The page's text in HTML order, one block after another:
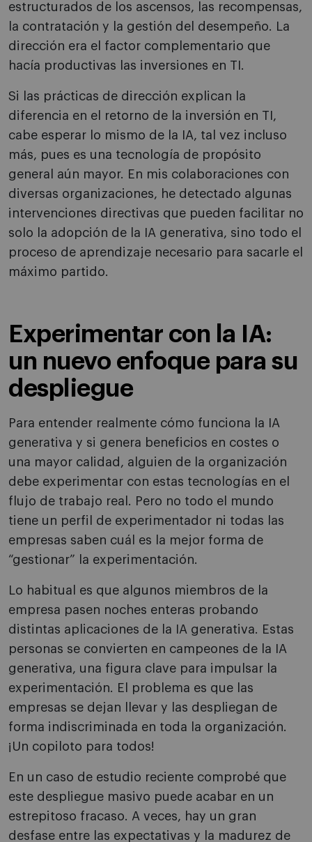
estructurados de los ascensos, las recompensas,
la contratación y la gestión del desempeño. La
dirección era el factor complementario que
hacía productivas las inversiones en TI.
Si las prácticas de dirección explican la
diferencia en el retorno de la inversión en TI,
cabe esperar lo mismo de la IA, tal vez incluso
más, pues es una tecnología de propósito
general aún mayor. En mis colaboraciones con
diversas organizaciones, he detectado algunas
intervenciones directivas que pueden facilitar no
solo la adopción de la IA generativa, sino todo el
proceso de aprendizaje necesario para sacarle el
máximo partido.
Experimentar con la IA:
un nuevo enfoque para su
despliegue
Para entender realmente cómo funciona la IA
generativa y si genera beneficios en costes o
una mayor calidad, alguien de la organización
debe experimentar con estas tecnologías en el
flujo de trabajo real. Pero no todo el mundo
tiene un perfil de experimentador ni todas las
empresas saben cuál es la mejor forma de
“gestionar” la experimentación.
Lo habitual es que algunos miembros de la
empresa pasen noches enteras probando
distintas aplicaciones de la IA generativa. Estas
personas se convierten en campeones de la IA
generativa, una figura clave para impulsar la
experimentación. El problema es que las
empresas se dejan llevar y las despliegan de
forma indiscriminada en toda la organización.
¡Un copiloto para todos!
En un caso de estudio reciente comprobé que
este despliegue masivo puede acabar en un
estrepitoso fracaso. A veces, hay un gran
desfase entre las expectativas y la madurez de